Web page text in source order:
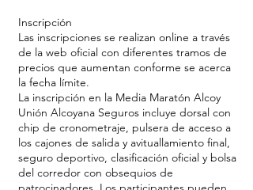
Inscripción
Las inscripciones se realizan online a través
de la web oficial con diferentes tramos de
precios que aumentan conforme se acerca
la fecha límite.
La inscripción en la Media Maratón Alcoy
Unión Alcoyana Seguros incluye dorsal con
chip de cronometraje, pulsera de acceso a
los cajones de salida y avituallamiento final,
seguro deportivo, clasificación oficial y bolsa
del corredor con obsequios de